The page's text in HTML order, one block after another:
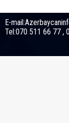
E-
Tel:070 511 66 77 ,